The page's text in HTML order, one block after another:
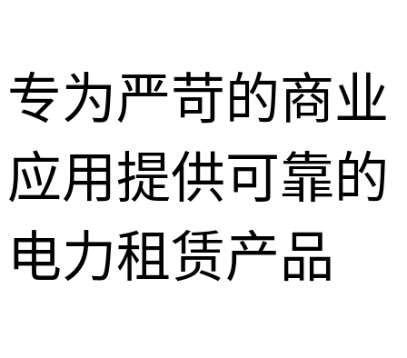
专为严苛的商业
应用提供可靠的
电力租赁产品
深圳租赁服
惠州租赁服
务
东莞租赁服